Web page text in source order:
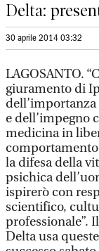
Delta:
30 aprile 2014 03:32
LAGOSANTO.
giuramento di
e dell’impegno
medicina in
la difesa della
psichica
ispirerò con
scientifico,
professionale”.
Delta usa